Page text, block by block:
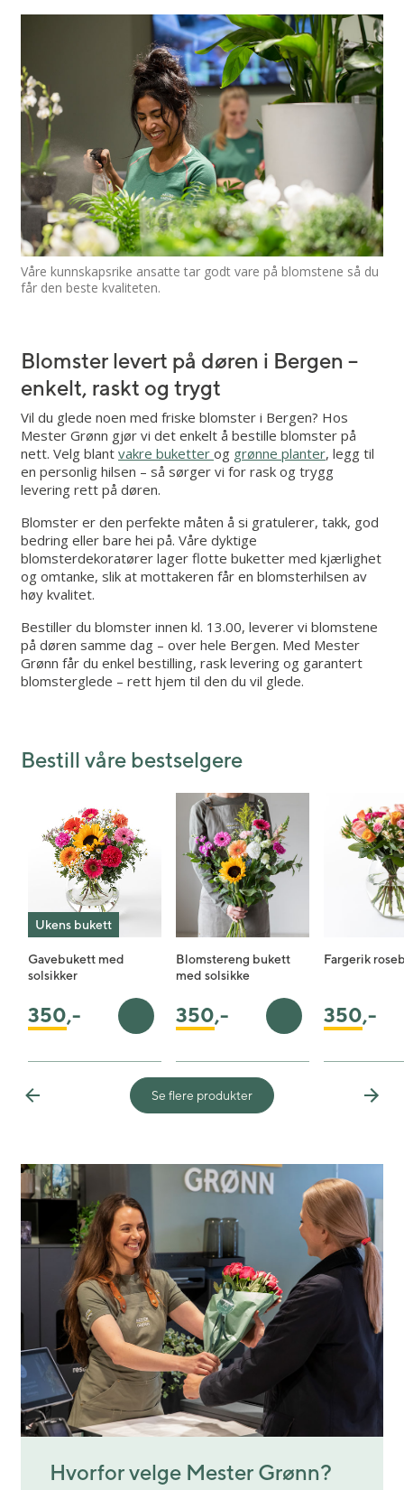
Våre kunnskapsrike ansatte tar godt vare på blomstene så du
får den beste kvaliteten.
Blomster levert på døren i Bergen –
enkelt, raskt og trygt
Vil du glede noen med friske blomster i Bergen? Hos
Mester Grønn gjør vi det enkelt å bestille blomster på
nett. Velg blant vakre buketter og grønne planter, legg til
en personlig hilsen – så sørger vi for rask og trygg
levering rett på døren.
Blomster er den perfekte måten å si gratulerer, takk, god
bedring eller bare hei på. Våre dyktige
blomsterdekoratører lager flotte buketter med kjærlighet
og omtanke, slik at mottakeren får en blomsterhilsen av
høy kvalitet.
Bestiller du blomster innen kl. 13.00, leverer vi blomstene
på døren samme dag – over hele Bergen. Med Mester
Grønn får du enkel bestilling, rask levering og garantert
blomsterglede – rett hjem til den du vil glede.
Bestill våre bestselgere
Ukens bukett
Gavebukett med
solsikker
350,- Legg i handlekurv
Blomstereng bukett
med solsikke
350,- Legg i handlekurv
Fargerik
350,-
Previous Next
Se flere produkter
Hvorfor velge Mester Grønn?